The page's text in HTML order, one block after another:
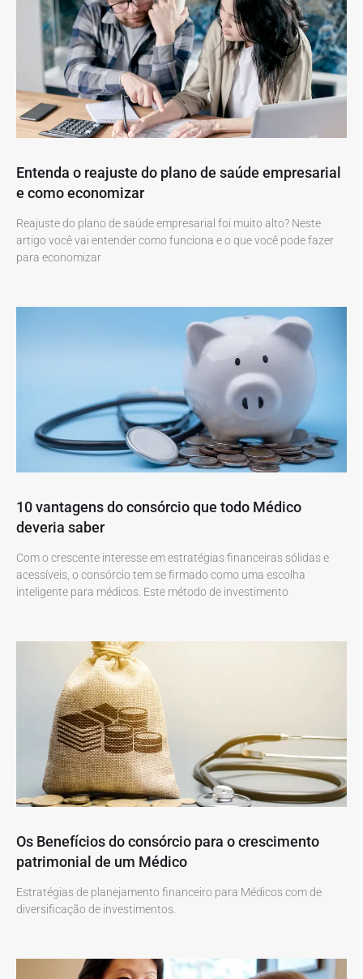
Entenda o reajuste do plano de saúde empresarial
e como economizar
Reajuste do plano de saúde empresarial foi muito alto? Neste
artigo você vai entender como funciona e o que você pode fazer
para economizar
10 vantagens do consórcio que todo Médico
deveria saber
Com o crescente interesse em estratégias financeiras sólidas e
acessíveis, o consórcio tem se firmado como uma escolha
inteligente para médicos. Este método de investimento
Os Benefícios do consórcio para o crescimento
patrimonial de um Médico
Estratégias de planejamento financeiro para Médicos com de
diversificação de investimentos.